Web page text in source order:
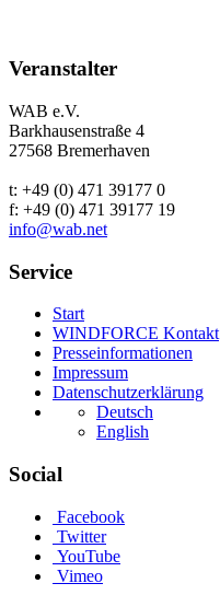
Veranstalter
WAB e.V.
Barkhausenstraße 4
27568 Bremerhaven
t: +49 (0) 471 39177 0
f: +49 (0) 471 39177 19
info@wab.net
Service
Start
WINDFORCE Kontakt
Presseinformationen
Impressum
Datenschutzerklärung
Deutsch
English
Social
Facebook
Twitter
YouTube
Vimeo